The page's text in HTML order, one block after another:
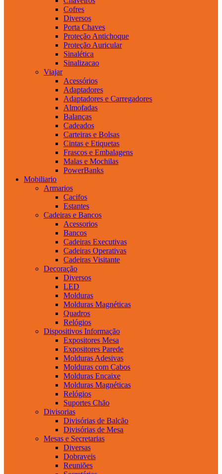
Cofres
Diversos
Porta Chaves
Proteção Antichoque
Proteção Auricular
Sinalética
Sinalizacao
Viajar
Acessórios
Adaptadores
Adaptadores e Carregadores
Almofadas
Balanças
Cadeados
Carteiras e Bolsas
Cintas e Etiquetas
Frascos e Embalagens
Malas e Mochilas
PowerBanks
Mobiliario
Armarios
Cacifos
Estantes
Cadeiras e Bancos
Acessorios
Bancos
Cadeiras Executivas
Cadeiras Operativas
Cadeiras Visitante
Decoração
Diversos
LED
Molduras
Molduras Magnéticas
Quadros
Relógios
Dispositivos Informação
Expositores Mesa
Expositores Parede
Molduras Adesivas
Molduras com Cabos
Molduras Encaixe
Molduras Magnéticas
Relógios
Suportes Chão
Divisorias
Divisórias de Balcão
Divisórias de Mesa
Mesas e Secretarias
Diversas
Dobraveis
Reuniões